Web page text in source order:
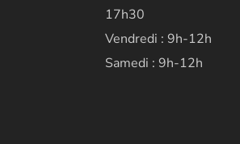
17h30
Vendredi : 9h-12h
Samedi : 9h-12h